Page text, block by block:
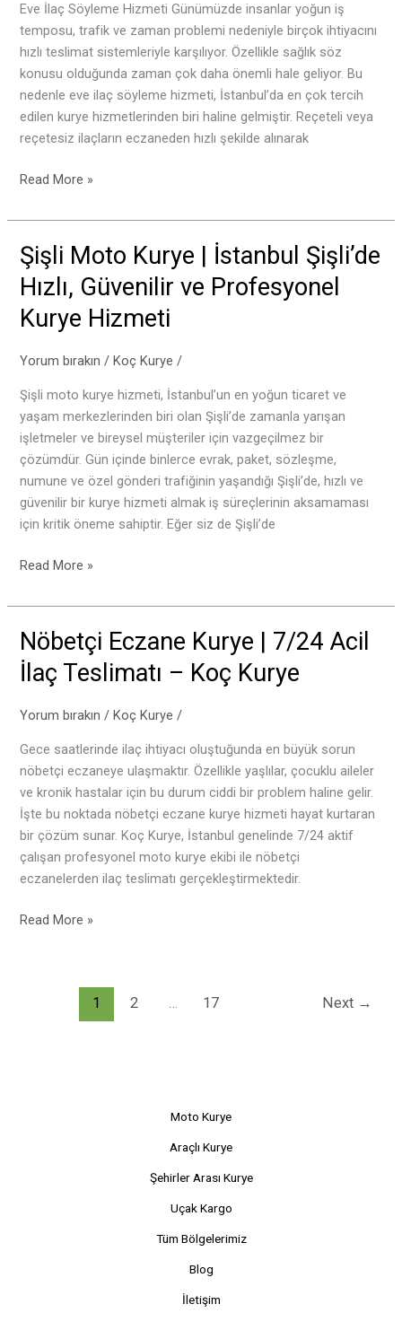
Eve İlaç Söyleme Hizmeti Günümüzde insanlar yoğun iş
temposu, trafik ve zaman problemi nedeniyle birçok ihtiyacını
hızlı teslimat sistemleriyle karşılıyor. Özellikle sağlık söz
konusu olduğunda zaman çok daha önemli hale geliyor. Bu
nedenle eve ilaç söyleme hizmeti, İstanbul’da en çok tercih
edilen kurye hizmetlerinden biri haline gelmiştir. Reçeteli veya
reçetesiz ilaçların eczaneden hızlı şekilde alınarak
Kurye
ve
Güvenilir
Teslimat
Read More »
Şişli Moto Kurye | İstanbul Şişli’de
Hızlı, Güvenilir ve Profesyonel
Kurye Hizmeti
Yorum bırakın / Koç Kurye /
Şişli moto kurye hizmeti, İstanbul’un en yoğun ticaret ve
yaşam merkezlerinden biri olan Şişli’de zamanla yarışan
işletmeler ve bireysel müşteriler için vazgeçilmez bir
çözümdür. Gün içinde binlerce evrak, paket, sözleşme,
numune ve özel gönderi trafiğinin yaşandığı Şişli’de, hızlı ve
güvenilir bir kurye hizmeti almak iş süreçlerinin aksamaması
için kritik öneme sahiptir. Eğer siz de Şişli’de
Şişli
Moto
Kurye
İstanbul
Şişli’de
Güvenilir
ve
Profesyonel
Kurye
Hizmeti
Read More »
Nöbetçi Eczane Kurye | 7/24 Acil
İlaç Teslimatı – Koç Kurye
Yorum bırakın / Koç Kurye /
Gece saatlerinde ilaç ihtiyacı oluştuğunda en büyük sorun
nöbetçi eczaneye ulaşmaktır. Özellikle yaşlılar, çocuklu aileler
ve kronik hastalar için bu durum ciddi bir problem haline gelir.
İşte bu noktada nöbetçi eczane kurye hizmeti hayat kurtaran
bir çözüm sunar. Koç Kurye, İstanbul genelinde 7/24 aktif
çalışan profesyonel moto kurye ekibi ile nöbetçi
eczanelerden ilaç teslimatı gerçekleştirmektedir.
Nöbetçi
Eczane
Kurye
7/24
Acil
İlaç
Teslimatı
–
Koç
Kurye
Read More »
1 2 17 Next →
Moto Kurye
Araçlı Kurye
Şehirler Arası Kurye
Uçak Kargo
Tüm Bölgelerimiz
Blog
İletişim